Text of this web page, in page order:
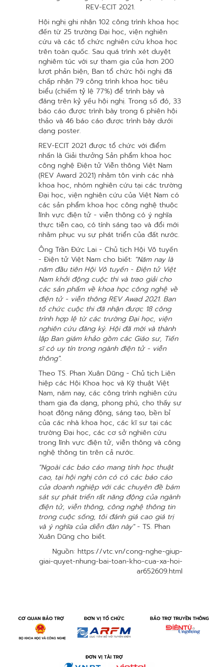
REV-ECIT 2021.
Hội nghị ghi nhận 102 công trình khoa học
đến từ 25 trường Đại học, viện nghiên
cứu và các tổ chức nghiên cứu khoa học
trên toàn quốc. Sau quá trình xét duyệt
nghiêm túc với sự tham gia của hơn 200
lượt phản biện, Ban tổ chức hội nghị đã
chấp nhận 79 công trình khoa học tiêu
biểu (chiếm tỷ lệ 77%) để trình bày và
đăng trên kỷ yếu hội nghị. Trong số đó, 33
báo cáo được trình bày trong 6 phiên hội
thảo và 46 báo cáo được trình bày dưới
dạng poster.
REV-ECIT 2021 được tổ chức với điểm
nhấn là Giải thưởng Sản phẩm khoa học
công nghệ Điện tử Viễn thông Việt Nam
(REV Award 2021) nhằm tôn vinh các nhà
khoa học, nhóm nghiên cứu tại các trường
Đại học, viện nghiên cứu của Việt Nam có
các sản phẩm khoa học công nghệ thuộc
lĩnh vực điện tử - viễn thông có ý nghĩa
thực tiễn cao, có tính sáng tạo và đổi mới
nhằm phục vụ sự phát triển của đất nước.
Ông Trần Đức Lai - Chủ tịch Hội Vô tuyến
- Điện tử Việt Nam cho biết: "Năm nay là
năm đầu tiên Hội Vô tuyến - Điện tử Việt
Nam khởi động cuộc thi và trao giải cho
các sản phẩm về khoa học công nghệ về
điện tử - viễn thông REV Awad 2021. Ban
tổ chức cuộc thi đã nhận được 18 công
trình hợp lệ từ các trường Đại học, viện
nghiên cứu đăng ký. Hội đã mời và thành
lập Ban giám khảo gồm các Giáo sư, Tiến
sĩ có uy tín trong ngành điện tử - viễn
thông".
Theo TS. Phan Xuân Dũng - Chủ tịch Liên
hiệp các Hội Khoa học và Kỹ thuật Việt
Nam, năm nay, các công trình nghiên cứu
tham gia đa dạng, phong phú, cho thấy sự
hoạt động năng động, sáng tạo, bền bỉ
của các nhà khoa học, các kĩ sư tại các
trường Đại học, các cơ sở nghiên cứu
trong lĩnh vực điện tử, viễn thông và công
nghệ thông tin trên cả nước.
"Ngoài các báo cáo mang tính học thuật
cao, tại hội nghị còn có có các báo cáo
của doanh nghiệp với các chuyên đề bám
sát sự phát triển rất năng động của ngành
điện tử, viễn thông, công nghệ thông tin
trong cuộc sống, tôi đánh giá cao giá trị
và ý nghĩa của diễn đàn này"- TS. Phan
Xuân Dũng cho biết.
Nguồn: https://vtc.vn/cong-nghe-giup-
giai-quyet-nhung-bai-toan-kho-cua-xa-hoi-
ar652609.html